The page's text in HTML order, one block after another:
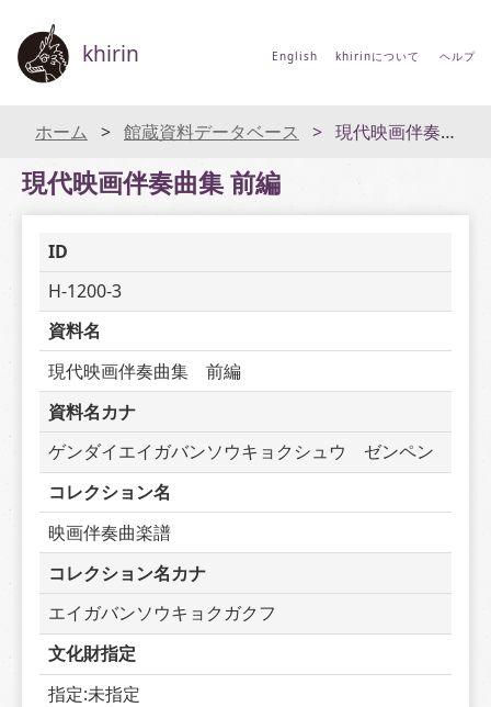
khirin English khirinについて ヘルプ
ホーム 館蔵資料データベース 現代映画伴奏曲集 前編
現代映画伴奏曲集 前編
ID
H-1200-3
資料名
現代映画伴奏曲集　前編
資料名カナ
ゲンダイエイガバンソウキョクシュウ　ゼンペン
コレクション名
映画伴奏曲楽譜
コレクション名カナ
エイガバンソウキョクガクフ
文化財指定
指定:未指定